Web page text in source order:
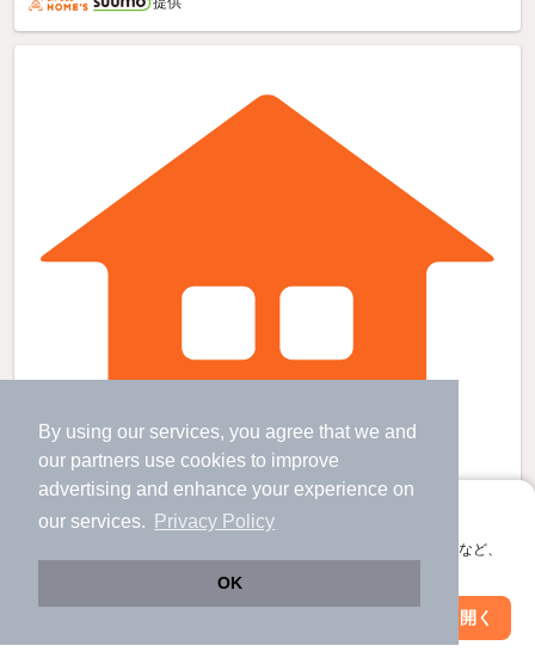
By using our services, you agree that we and
our partners use cookies to improve
advertising and enhance your experience on
our services.
Privacy Policy
OK
アプリに切り替えて、サクサクお部屋探し
会員登録なしですぐ使える。マップ検索やお気に入り保存など、
アプリを開く
南岩国駅 歩
山口県岩国市門前町１丁目
絞り込み条件を変更